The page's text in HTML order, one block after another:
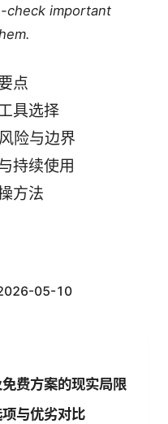
check important
点
具选择
险与边界
持续使用
方法
05-10
费方案的现实局限
与优劣对比